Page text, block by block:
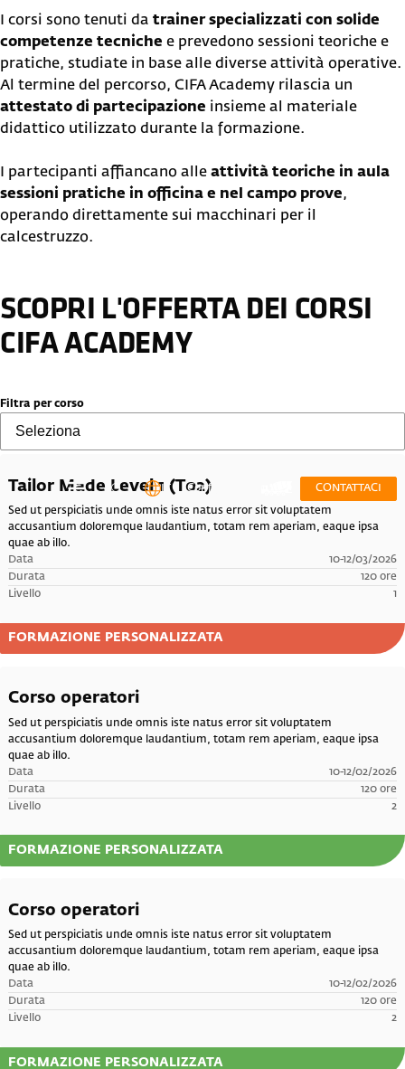
IT Configuratore CONTATTACI
I corsi sono tenuti da trainer specializzati con solide
competenze tecniche e prevedono sessioni teoriche e
pratiche, studiate in base alle diverse attività operative.
Al termine del percorso, CIFA Academy rilascia un
attestato di partecipazione insieme al materiale
didattico utilizzato durante la formazione.
I partecipanti affiancano alle attività teoriche in aula
sessioni pratiche in officina e nel campo prove,
operando direttamente sui macchinari per il
calcestruzzo.
SCOPRI L'OFFERTA DEI CORSI
CIFA ACADEMY
Filtra per corso
Tailor Made Level 1 (T02)
Sed ut perspiciatis unde omnis iste natus error sit voluptatem
accusantium doloremque laudantium, totam rem aperiam, eaque ipsa
quae ab illo.
Data
10-12/03/2026
Durata
120 ore
Livello
1
FORMAZIONE PERSONALIZZATA
Corso operatori
Sed ut perspiciatis unde omnis iste natus error sit voluptatem
accusantium doloremque laudantium, totam rem aperiam, eaque ipsa
quae ab illo.
Data
10-12/02/2026
Durata
120 ore
Livello
2
FORMAZIONE PERSONALIZZATA
Corso operatori
Sed ut perspiciatis unde omnis iste natus error sit voluptatem
accusantium doloremque laudantium, totam rem aperiam, eaque ipsa
quae ab illo.
Data
10-12/02/2026
Durata
120 ore
Livello
2
FORMAZIONE PERSONALIZZATA